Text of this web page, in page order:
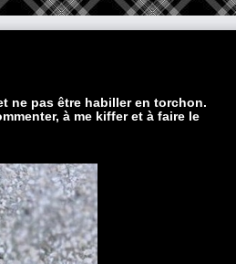
ne pas être habiller en torchon.
à me kiffer et à faire le